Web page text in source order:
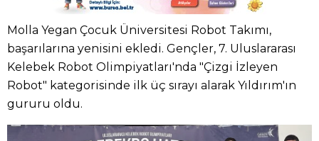
Molla Yegan Çocuk Üniversitesi Robot Takımı,
başarılarına yenisini ekledi. Gençler, 7. Uluslararası
Kelebek Robot Olimpiyatları'nda "Çizgi İzleyen
Robot" kategorisinde ilk üç sırayı alarak Yıldırım'ın
gururu oldu.